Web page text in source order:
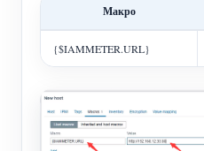
Макро
{$IAMMETER.URL}